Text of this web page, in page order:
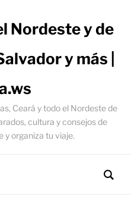
Nordeste y de
y más |
Ceará y todo el Nordeste de
cultura y consejos de
y organiza tu viaje.